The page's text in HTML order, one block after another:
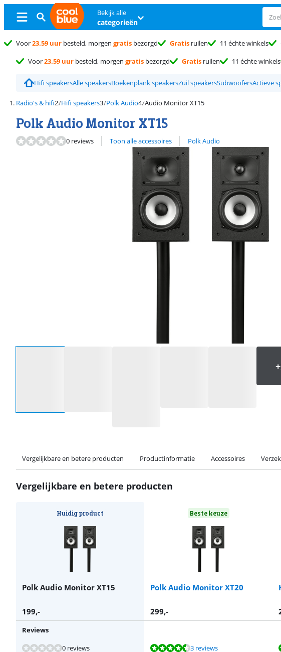
Bekijk alle
categorieën
Voor23.59 uur besteld, morgen gratis bezorgd Gratis ruilen 11 échte winkels
Voor23.59 uur besteld, morgen gratis bezorgd Gratis ruilen 11 échte winkels
Hifi speakersAlle speakersBoekenplank speakersZuil speakersSubwoofersActieve
Radio's & hifi Hifi speakers Polk Audio Audio Monitor XT15
Polk Audio Monitor XT15
0 reviews Toon alle accessoires
Bekijk alle Polk Audio
Vergelijkbare en betere producten Productinformatie Accessoires
Vergelijkbare en betere producten
Huidig product
Polk Audio Monitor XT15
Beste keuze
Polk Audio Monitor XT20
199,- 299,-
Reviews
0 reviews
Beoordeling is 8,8 van de 10, gebaseerd op 3 reviews. 3 reviews
Beoordeling is 8,5 van de 10, gebaseerd op 3 reviews.
Beoordeling is 7,3 van de 10, gebaseerd op 2 reviews.